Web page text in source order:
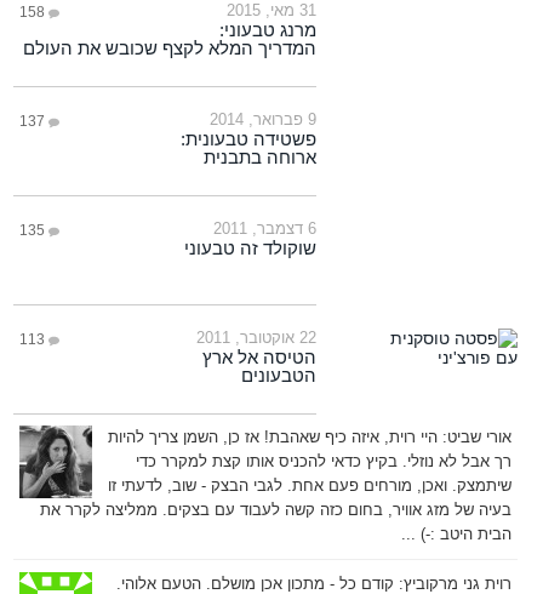
31 מאי, 2015 158
מרנג טבעוני:
המדריך המלא לקצף שכובש את העולם
9 פברואר, 2014 137
פשטידה טבעונית:
ארוחה בתבנית
6 דצמבר, 2011 135
שוקולד זה טבעוני
22 אוקטובר, 2011 113
הטיסה אל ארץ
הטבעונים
אורי שביט: היי רוית, איזה כיף שאהבת! אז כן, השמן צריך להיות
רך אבל לא נוזלי. בקיץ כדאי להכניס אותו קצת למקרר כדי
שיתמצק. ואכן, מורחים פעם אחת. לגבי הבצק - שוב, לדעתי זו
בעיה של מזג אוויר, בחום כזה קשה לעבוד עם בצקים. ממליצה לקרר את
הבית היטב :-) ...
רוית גני מרקוביץ: קודם כל - מתכון אכן מושלם. הטעם אלוהי.